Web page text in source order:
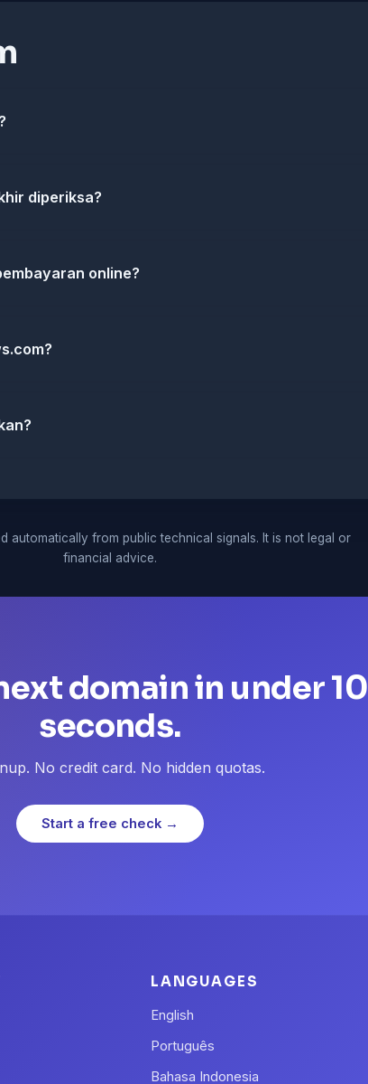
diperiksa?
online?
automatically from public technical signals. It is not legal or
financial advice.
domain in under 10
seconds.
No credit card. No hidden quotas.
Start a free check →
LANGUAGES
English
Português
Bahasa Indonesia